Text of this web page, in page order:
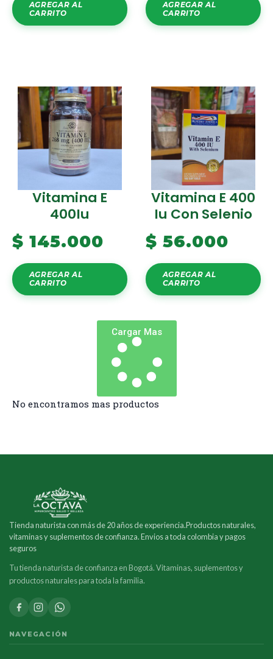
AGREGAR AL
CARRITO
AGREGAR AL
CARRITO
Vitamina E
400Iu
$ 145.000
AGREGAR AL
CARRITO
Vitamina E 400
Iu Con Selenio
$ 56.000
AGREGAR AL
CARRITO
Cargar Mas
No encontramos mas productos
Tienda naturista con más de 20 años de experiencia.Productos naturales,
vitaminas y suplementos de confianza. Envios a toda colombia y pagos
seguros
Tu tienda naturista de confianza en Bogotá. Vitaminas, suplementos y
productos naturales para toda la familia.
NAVEGACIÓN